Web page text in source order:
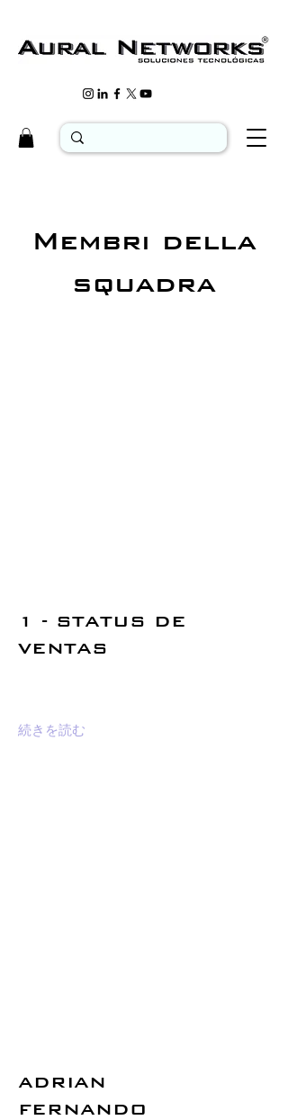
Membri della
squadra
1 - STATUS DE
VENTAS
続きを読む
ADRIAN
FERNANDO